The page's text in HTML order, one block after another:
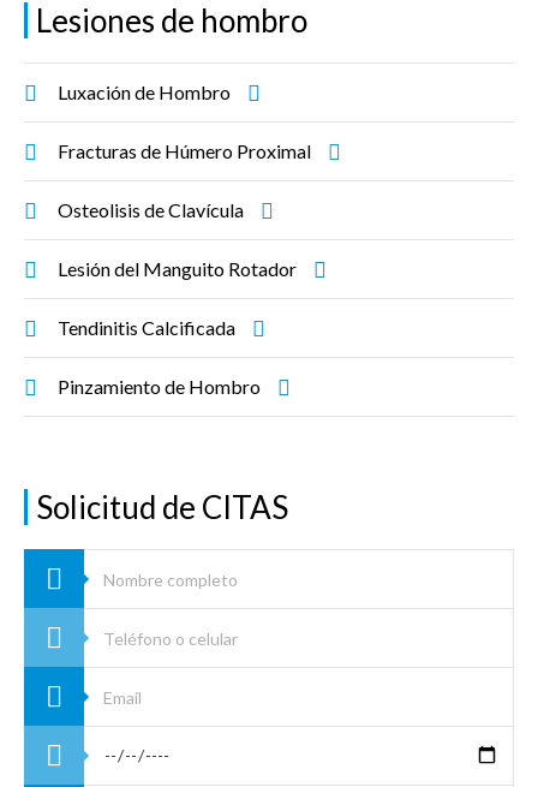
Lesiones de hombro
Luxación de Hombro
Fracturas de Húmero Proximal
Osteolisis de Clavícula
Lesión del Manguito Rotador
Tendinitis Calcificada
Pinzamiento de Hombro
Solicitud de CITAS